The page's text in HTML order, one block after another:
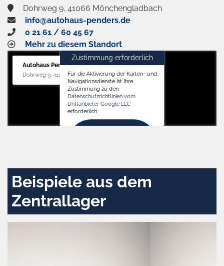
Dohrweg 9, 41066 Mönchengladbach
info@autohaus-penders.de
0 21 61 / 60 45 67
Mehr zu diesem Standort
Autohaus Penders (Service)
Dohrweg 9, 41066 Mönchengladbach
Zustimmung erforderlich
Für die Aktivierung der Karten- und
Navigationsdienste ist Ihre
Zustimmung zu den
Datenschutzrichtlinien vom
Drittanbieter Google LLC
erforderlich.
Beispiele aus dem
Zentrallager